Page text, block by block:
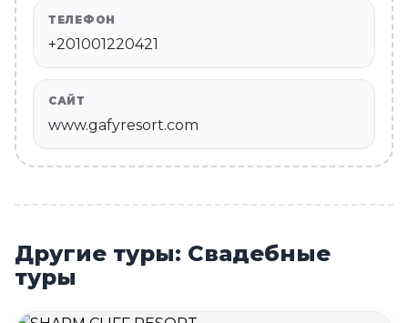
ТЕЛЕФОН
+201001220421
САЙТ
www.gafyresort.com
Другие туры: Свадебные
туры